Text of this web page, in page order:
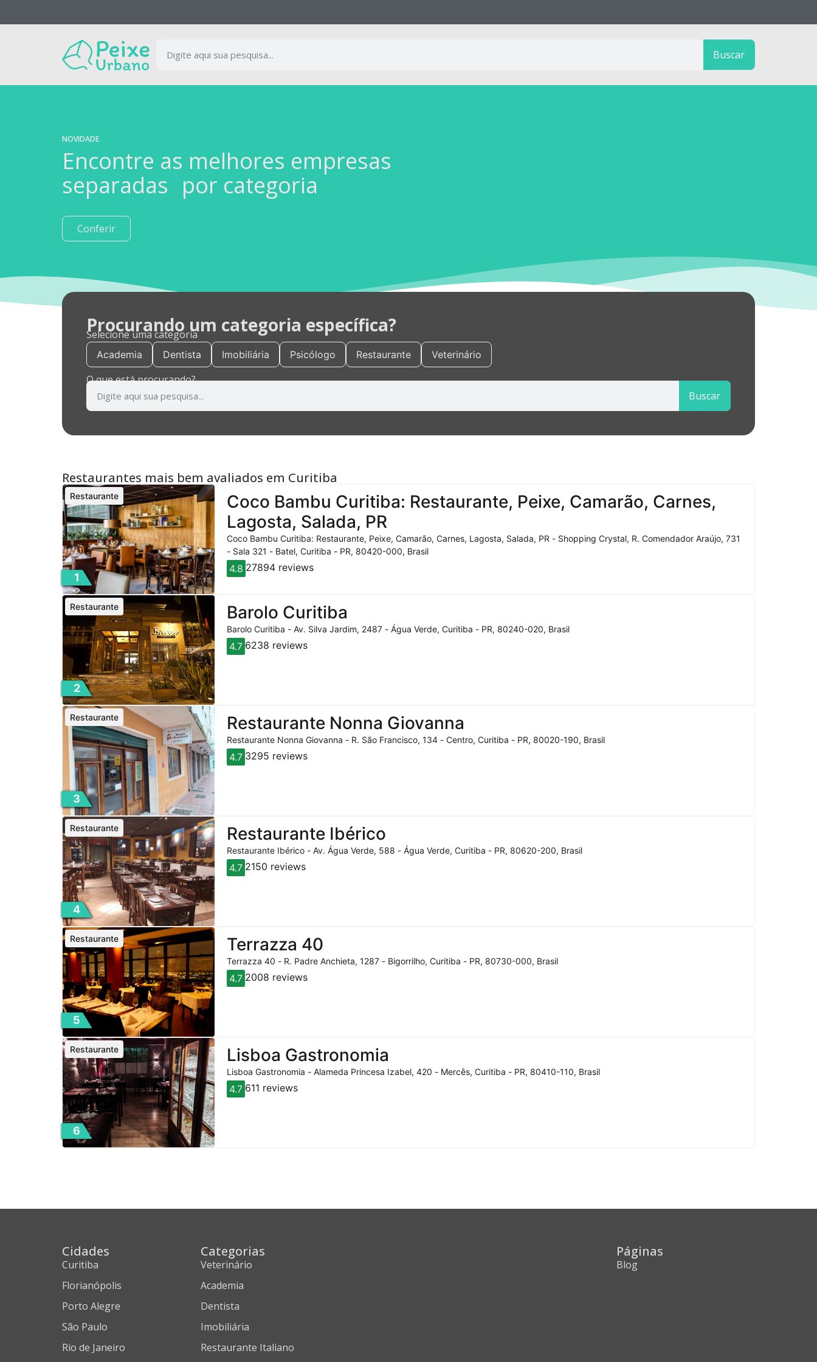
Buscar
NOVIDADE
Encontre as melhores empresas
separadas por categoria
Conferir
Procurando um categoria específica?
Selecione uma categoria
Academia Dentista Imobiliária Psicólogo Restaurante Veterinário
O que está procurando?
Buscar
Restaurantes mais bem avaliados em Curitiba
1
Coco Bambu Curitiba: Restaurante, Peixe, Camarão, Carnes,
Lagosta, Salada, PR
Restaurante
Coco Bambu Curitiba: Restaurante, Peixe, Camarão, Carnes, Lagosta, Salada, PR - Shopping Crystal, R. Comendador Araújo, 731
- Sala 321 - Batel, Curitiba - PR, 80420-000, Brasil
4.8 27894 reviews
2
Barolo Curitiba
Restaurante
Barolo Curitiba - Av. Silva Jardim, 2487 - Água Verde, Curitiba - PR, 80240-020, Brasil
4.7 6238 reviews
3
Restaurante Nonna Giovanna
Restaurante
Restaurante Nonna Giovanna - R. São Francisco, 134 - Centro, Curitiba - PR, 80020-190, Brasil
4.7 3295 reviews
4
Restaurante Ibérico
Restaurante
Restaurante Ibérico - Av. Água Verde, 588 - Água Verde, Curitiba - PR, 80620-200, Brasil
4.7 2150 reviews
5
Terrazza 40
Restaurante
Terrazza 40 - R. Padre Anchieta, 1287 - Bigorrilho, Curitiba - PR, 80730-000, Brasil
4.7 2008 reviews
6
Lisboa Gastronomia
Restaurante
Lisboa Gastronomia - Alameda Princesa Izabel, 420 - Mercês, Curitiba - PR, 80410-110, Brasil
4.7 611 reviews
Cidades
Curitiba
Florianópolis
Porto Alegre
São Paulo
Rio de Janeiro
Categorias
Veterinário
Academia
Dentista
Imobiliária
Restaurante Italiano
Páginas
Blog